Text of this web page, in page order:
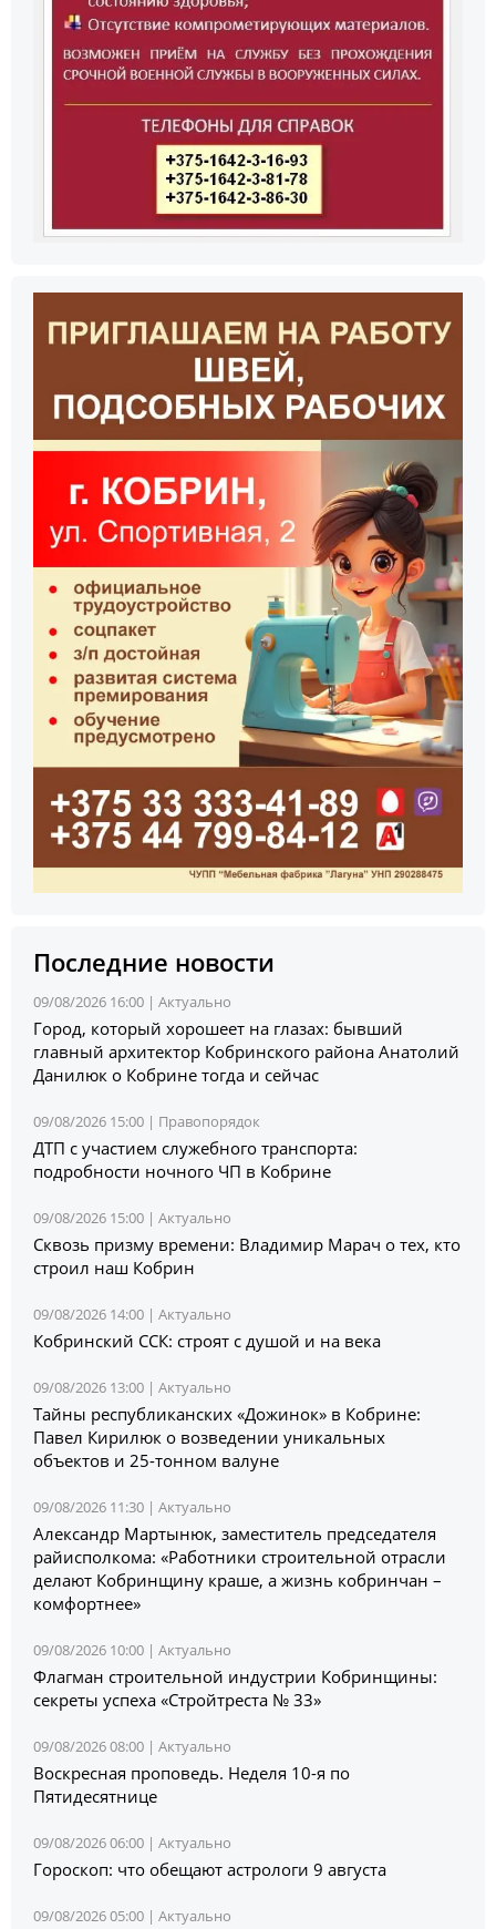
Последние новости
09/08/2026 16:00 | Актуально
Город, который хорошеет на глазах: бывший
главный архитектор Кобринского района Анатолий
Данилюк о Кобрине тогда и сейчас
09/08/2026 15:00 | Правопорядок
ДТП с участием служебного транспорта:
подробности ночного ЧП в Кобрине
09/08/2026 15:00 | Актуально
Сквозь призму времени: Владимир Марач о тех, кто
строил наш Кобрин
09/08/2026 14:00 | Актуально
Кобринский ССК: строят с душой и на века
09/08/2026 13:00 | Актуально
Тайны республиканских «Дожинок» в Кобрине:
Павел Кирилюк о возведении уникальных
объектов и 25-тонном валуне
09/08/2026 11:30 | Актуально
Александр Мартынюк, заместитель председателя
райисполкома: «Работники строительной отрасли
делают Кобринщину краше, а жизнь кобринчан –
комфортнее»
09/08/2026 10:00 | Актуально
Флагман строительной индустрии Кобринщины:
секреты успеха «Стройтреста № 33»
09/08/2026 08:00 | Актуально
Воскресная проповедь. Неделя 10-я по
Пятидесятнице
09/08/2026 06:00 | Актуально
Гороскоп: что обещают астрологи 9 августа
09/08/2026 05:00 | Актуально